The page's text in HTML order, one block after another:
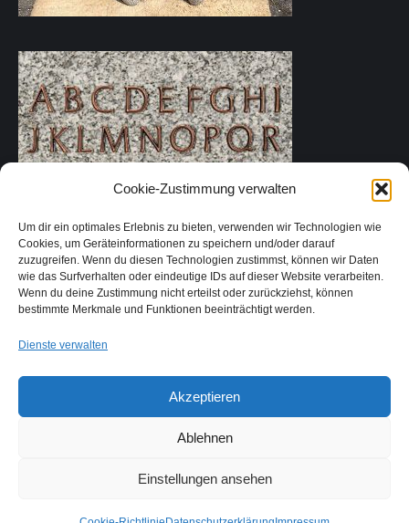
Cookie-Zustimmung verwalten
Um dir ein optimales Erlebnis zu bieten, verwenden wir Technologien wie
Cookies, um Geräteinformationen zu speichern und/oder darauf
zuzugreifen. Wenn du diesen Technologien zustimmst, können wir Daten
wie das Surfverhalten oder eindeutige IDs auf dieser Website verarbeiten.
Wenn du deine Zustimmung nicht erteilst oder zurückziehst, können
bestimmte Merkmale und Funktionen beeinträchtigt werden.
Dienste verwalten
Akzeptieren
Ablehnen
Einstellungen ansehen